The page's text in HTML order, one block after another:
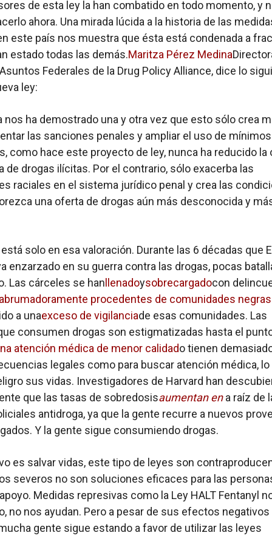
de esta ley la han combatido en todo momento, y
ahora. Una mirada lúcida a la historia de las
este país nos muestra que ésta está condenada a
estado todas las demás.Maritza Pérez Medina
Federales de la Drug Policy Alliance, dice lo
ley:
nos ha demostrado una y otra vez que esto sólo crea
las sanciones penales y ampliar el uso de mínimos
como hace este proyecto de ley, nunca ha reducido la
de drogas ilícitas. Por el contrario, sólo exacerba las
raciales en el sistema jurídico penal y crea las
una oferta de drogas aún más desconocida y
solo en esa valoración. Durante las 6 décadas que
enzarzado en su guerra contra las drogas, pocas
Las cárceles se han llenadoysobrecargadocon
procedentes de comunidades
a unaexceso de vigilanciade esas comunidades. Las
consumen drogas son estigmatizadas hasta el
atención médica de menor calidado tienen
legales como para buscar atención médica, lo
sus vidas. Investigadores de Harvard han
que las tasas de sobredosisaumentan en a raíz de
antidroga, ya que la gente recurre a nuevos
Y la gente sigue consumiendo drogas.
es salvar vidas, este tipo de leyes son
severos no son soluciones eficaces para las
Medidas represivas como la Ley HALT Fentanyl
no nos ayudan. Pero a pesar de sus efectos negativos
gente sigue estando a favor de utilizar las leyes